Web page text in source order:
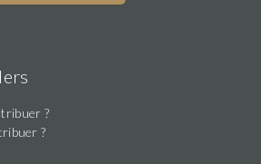
?
?